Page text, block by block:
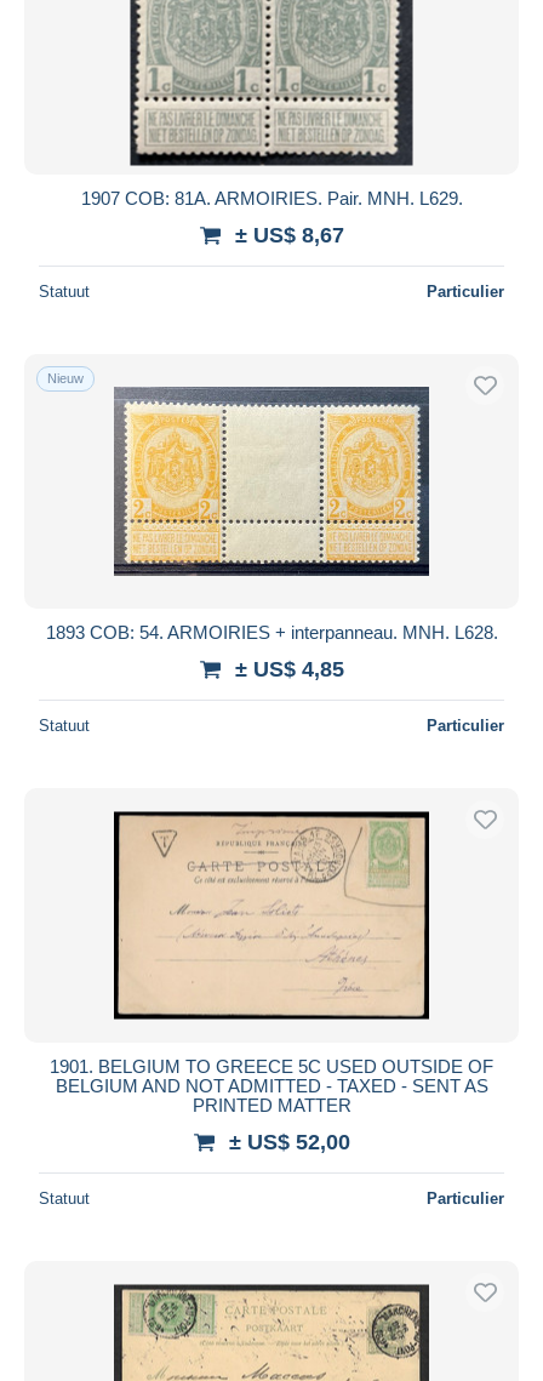
1907 COB: 81A. ARMOIRIES. Pair. MNH. L629.
± US$ 8,67
Statuut Particulier
Nieuw
1893 COB: 54. ARMOIRIES + interpanneau. MNH. L628.
± US$ 4,85
Statuut Particulier
1901. BELGIUM TO GREECE 5C USED OUTSIDE OF
BELGIUM AND NOT ADMITTED - TAXED - SENT AS
PRINTED MATTER
± US$ 52,00
Statuut Particulier